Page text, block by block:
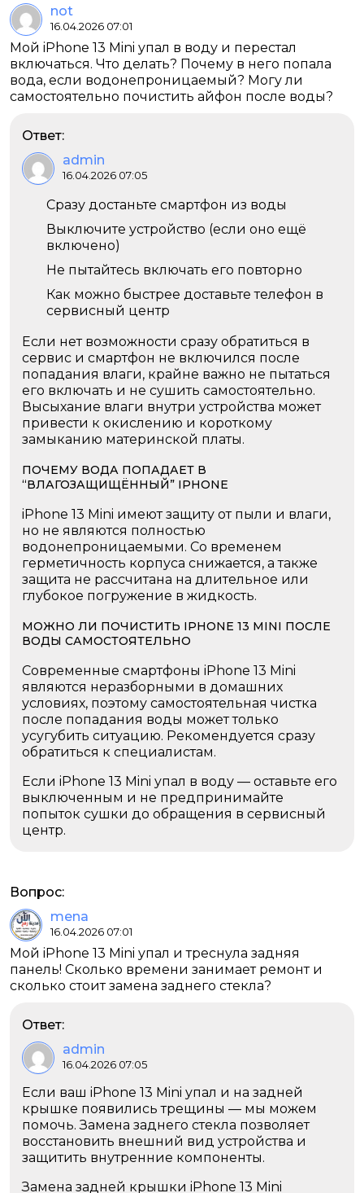
not
16.04.2026 07:01
Мой iPhone 13 Mini упал в воду и перестал
включаться. Что делать? Почему в него попала
вода, если водонепроницаемый? Могу ли
самостоятельно почистить айфон после воды?
Ответ:
admin
16.04.2026 07:05
Сразу достаньте смартфон из воды
Выключите устройство (если оно ещё
включено)
Не пытайтесь включать его повторно
Как можно быстрее доставьте телефон в
сервисный центр
Если нет возможности сразу обратиться в
сервис и смартфон не включился после
попадания влаги, крайне важно не пытаться
его включать и не сушить самостоятельно.
Высыхание влаги внутри устройства может
привести к окислению и короткому
замыканию материнской платы.
ПОЧЕМУ ВОДА ПОПАДАЕТ В
“ВЛАГОЗАЩИЩЁННЫЙ” IPHONE
iPhone 13 Mini имеют защиту от пыли и влаги,
но не являются полностью
водонепроницаемыми. Со временем
герметичность корпуса снижается, а также
защита не рассчитана на длительное или
глубокое погружение в жидкость.
МОЖНО ЛИ ПОЧИСТИТЬ IPHONE 13 MINI ПОСЛЕ
ВОДЫ САМОСТОЯТЕЛЬНО
Современные смартфоны iPhone 13 Mini
являются неразборными в домашних
условиях, поэтому самостоятельная чистка
после попадания воды может только
усугубить ситуацию. Рекомендуется сразу
обратиться к специалистам.
Если iPhone 13 Mini упал в воду — оставьте его
выключенным и не предпринимайте
попыток сушки до обращения в сервисный
центр.
Вопрос:
mena
16.04.2026 07:01
Мой iPhone 13 Mini упал и треснула задняя
панель! Сколько времени занимает ремонт и
сколько стоит замена заднего стекла?
Ответ:
admin
16.04.2026 07:05
Если ваш iPhone 13 Mini упал и на задней
крышке появились трещины — мы можем
помочь. Замена заднего стекла позволяет
восстановить внешний вид устройства и
защитить внутренние компоненты.
Замена задней крышки iPhone 13 Mini